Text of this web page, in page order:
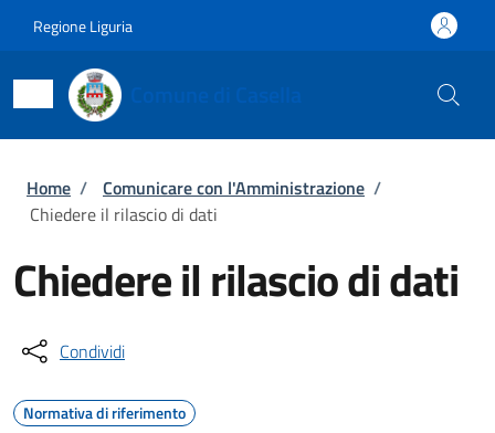
Regione Liguria
Briciole di pane
Home / Comunicare con l'Amministrazione /
Chiedere il rilascio di dati
Chiedere il rilascio di dati
Condividi
Normativa di riferimento